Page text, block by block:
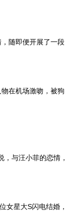
随即便开展了一段
在机场激吻，被狗
，与汪小菲的恋情，
女星大S闪电结婚，